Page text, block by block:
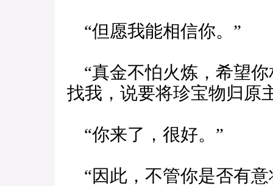
“但愿我能相信你。”
“真金不怕火炼，希望
找我，说要将珍宝物归原
“你来了，很好。”
“因此，不管你是否有